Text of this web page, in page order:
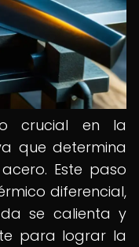
crucial en la
que determina
Este paso
diferencial,
se calienta y
para lograr la